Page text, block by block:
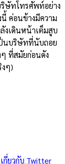
ริษัทโทรศัพท์อย่าง
นี้ ค่อนข้างมีความ
งเดินหน้าเต็มสูบ
ป็นบริษัทที่นับถอย
ๆ ที่สมัยก่อนดัง
ๆ)